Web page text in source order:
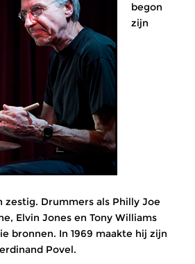
begon
zijn
zestig. Drummers als Philly Joe
Elvin Jones en Tony Williams
bronnen. In 1969 maakte hij zijn
Povel.